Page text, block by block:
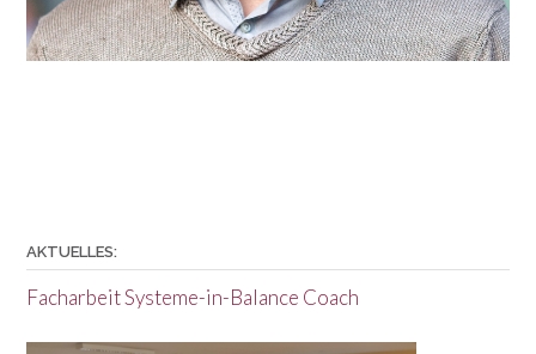
AKTUELLES:
Facharbeit Systeme-in-Balance Coach